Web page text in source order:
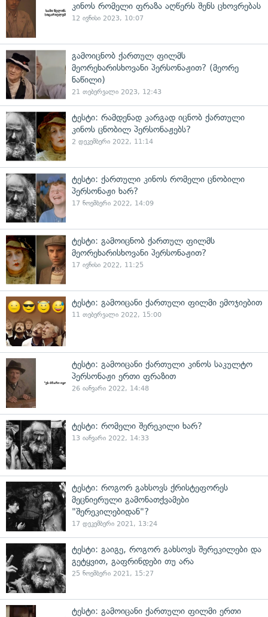
კინოს რომელი ფრაზა აღწერს შენს ცხოვრებას
12 ივნისი 2023, 10:07
გამოიცნობ ქართულ ფილმს
მეორეხარისხოვანი პერსონაჟით? (მეორე
ნაწილი)
21 თებერვალი 2023, 12:43
ტესტი: რამდენად კარგად იცნობ ქართული
კინოს ცნობილ პერსონაჟებს?
2 დეკემბერი 2022, 11:14
ტესტი: ქართული კინოს რომელი ცნობილი
პერსონაჟი ხარ?
17 ნოემბერი 2022, 14:09
ტესტი: გამოიცნობ ქართულ ფილმს
მეორეხარისხოვანი პერსონაჟით?
17 ივნისი 2022, 11:25
ტესტი: გამოიცანი ქართული ფილმი ემოჯიებით
11 თებერვალი 2022, 15:00
ტესტი: გამოიცანი ქართული კინოს საკულტო
პერსონაჟი ერთი ფრაზით
26 იანვარი 2022, 14:48
ტესტი: რომელი შერეკილი ხარ?
13 იანვარი 2022, 14:33
ტესტი: როგორ გახსოვს ქრისტეფორეს
მეცნიერული გამონათქვამები
"შერეკილებიდან"?
17 დეკემბერი 2021, 13:24
ტესტი: გაიგე, როგორ გახსოვს შერეკილები და
გეტყვით, გაფრინდები თუ არა
25 ნოემბერი 2021, 15:27
ტესტი: გამოიცანი ქართული ფილმი ერთი